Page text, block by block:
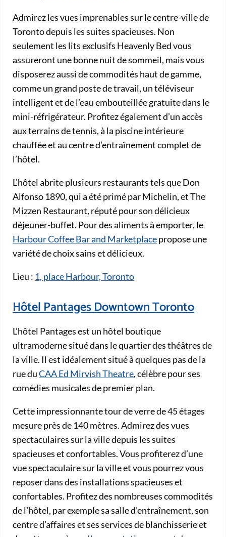
Admirez les vues imprenables sur le centre-ville de
Toronto depuis les suites spacieuses. Non
seulement les lits exclusifs Heavenly Bed vous
assureront une bonne nuit de sommeil, mais vous
disposerez aussi de commodités haut de gamme,
comme un grand poste de travail, un téléviseur
intelligent et de l’eau embouteillée gratuite dans le
mini-réfrigérateur. Profitez également d’un accès
aux terrains de tennis, à la piscine intérieure
chauffée et au centre d’entraînement complet de
l’hôtel.
L’hôtel abrite plusieurs restaurants tels que Don
Alfonso 1890, qui a été primé par Michelin, et The
Mizzen Restaurant, réputé pour son délicieux
déjeuner-buffet. Pour des aliments à emporter, le
Harbour Coffee Bar and Marketplacepropose une
variété de choix sains et délicieux.
Lieu : 1, place Harbour, Toronto
Hôtel Pantages Downtown Toronto
L’hôtel Pantages est un hôtel boutique
ultramoderne situé dans le quartier des théâtres de
la ville. Il est idéalement situé à quelques pas de la
rue duCAA Ed Mirvish Theatre, célèbre pour ses
comédies musicales de premier plan.
Cette impressionnante tour de verre de 45 étages
mesure près de 140 mètres. Admirez des vues
spectaculaires sur la ville depuis les suites
spacieuses et confortables. Vous profiterez d’une
vue spectaculaire sur la ville et vous pourrez vous
reposer dans des installations spacieuses et
confortables. Profitez des nombreuses commodités
de l’hôtel, par exemple sa salle d’entraînement, son
centre d’affaires et ses services de blanchisserie et